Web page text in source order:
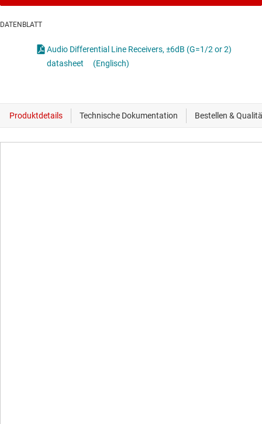
DATENBLATT
Audio Differential Line Receivers, ±6dB (G=1/2 or 2)
datasheet
(Englisch)